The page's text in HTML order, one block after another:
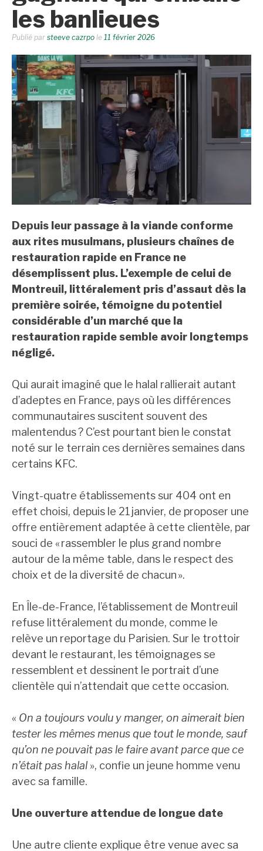
les banlieues
Publié par steeve cazrpo le 11 février 2026
Depuis leur passage à la viande conforme
aux rites musulmans, plusieurs chaînes de
restauration rapide en France ne
désemplissent plus. L’exemple de celui de
Montreuil, littéralement pris d’assaut dès la
première soirée, témoigne du potentiel
considérable d’un marché que la
restauration rapide semble avoir longtemps
négligé.
Qui aurait imaginé que le halal rallierait autant
d’adeptes en France, pays où les différences
communautaires suscitent souvent des
malentendus ? C’est pourtant bien le constat
noté sur le terrain ces dernières semaines dans
certains KFC.
Vingt-quatre établissements sur 404 ont en
effet choisi, depuis le 21 janvier, de proposer une
offre entièrement adaptée à cette clientèle, par
souci de « rassembler le plus grand nombre
autour de la même table, dans le respect des
choix et de la diversité de chacun ».
En Île-de-France, l’établissement de Montreuil
refuse littéralement du monde, comme le
relève un reportage du Parisien. Sur le trottoir
devant le restaurant, les témoignages se
ressemblent et dessinent le portrait d’une
clientèle qui n’attendait que cette occasion.
« On a toujours voulu y manger, on aimerait bien
tester les mêmes menus que tout le monde, sauf
qu’on ne pouvait pas le faire avant parce que ce
n’était pas halal », confie un jeune homme venu
avec sa famille.
Une ouverture attendue de longue date
Une autre cliente explique être venue avec sa